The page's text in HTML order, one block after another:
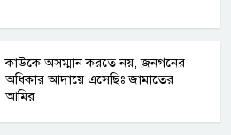
কাউকে অসম্মান করতে নয়, জনগনের
অধিকার আদায়ে এসেছিঃ জামাতের
আমির